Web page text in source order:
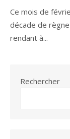
Ce mois de
décade de
rendant à...
Rechercher